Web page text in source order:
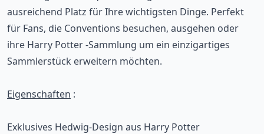
ausreichend Platz für Ihre wichtigsten Dinge. Perfekt
für Fans, die Conventions besuchen, ausgehen oder
ihre Harry Potter -Sammlung um ein einzigartiges
Sammlerstück erweitern möchten.
Eigenschaften :
Exklusives Hedwig-Design aus Harry Potter